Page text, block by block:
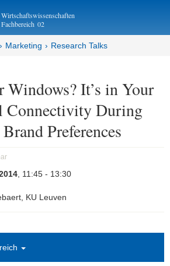
Wirtschaftswissenschaften
Fachbereich 02
Marketing Research Talks
It’s in Your
Connectivity During
Preferences
, 11:45 - 13:30
KU Leuven